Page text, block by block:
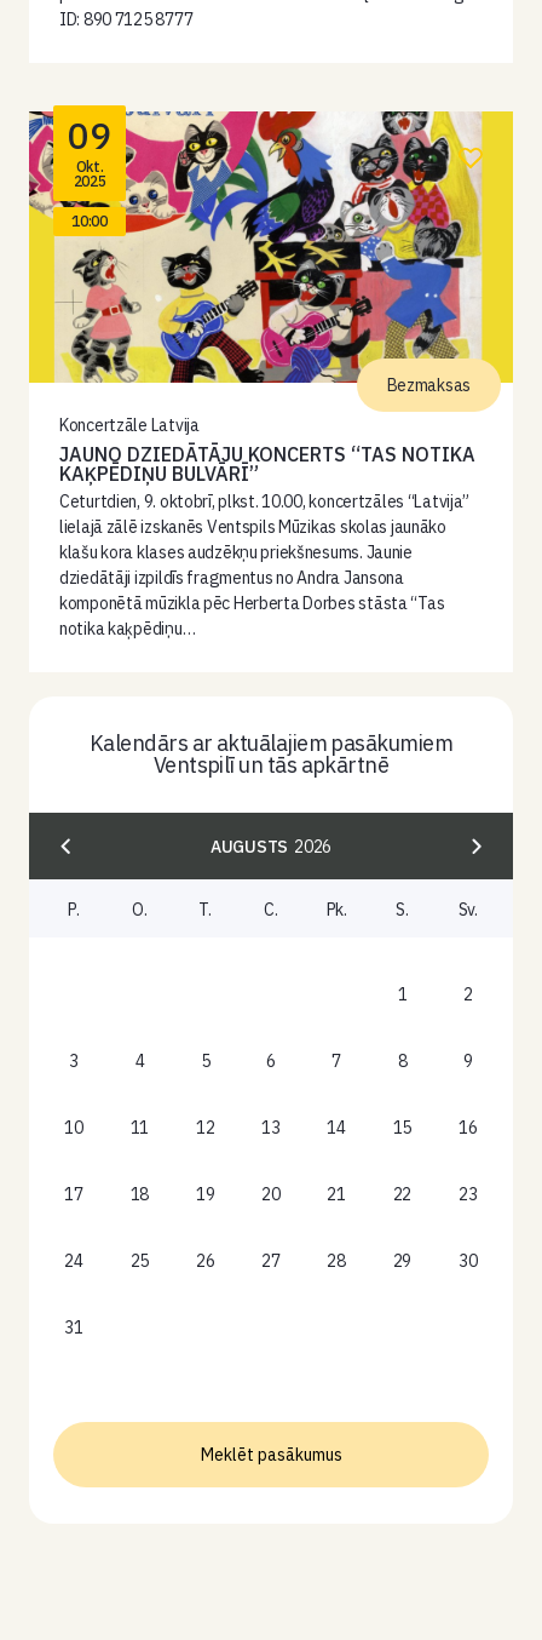
ID: 890 7125 8777
09
Okt.
2025
10:00
Koncertzāle Latvija
JAUNO DZIEDĀTĀJU KONCERTS “TAS NOTIKA
KAĶPĒDIŅU BULVĀRĪ”
Ceturtdien, 9. oktobrī, plkst. 10.00, koncertzāles “Latvija”
lielajā zālē izskanēs Ventspils Mūzikas skolas jaunāko
klašu kora klases audzēkņu priekšnesums. Jaunie
dziedātāji izpildīs fragmentus no Andra Jansona
komponētā mūzikla pēc Herberta Dorbes stāsta “Tas
notika kaķpēdiņu…
Bezmaksas
Kalendārs ar aktuālajiem pasākumiem
Ventspilī un tās apkārtnē
AUGUSTS 2026
P. O. T. C. Pk. S. Sv.
1 2
3 4 5 6 7 8 9
10 11 12 13 14 15 16
17 18 19 20 21 22 23
24 25 26 27 28 29 30
31
Meklēt pasākumus